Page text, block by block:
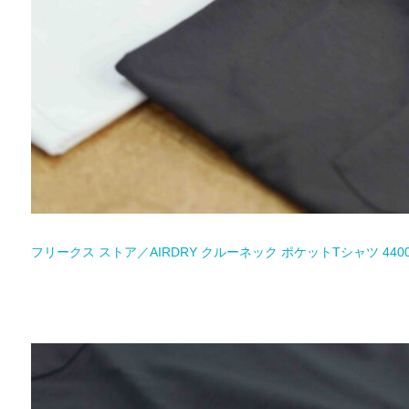
フリークス ストア／AIRDRY クルーネック ポケットTシャツ